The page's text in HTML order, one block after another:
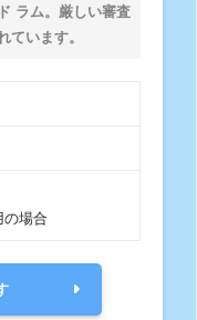
ラム。厳しい審査
ています。
場合